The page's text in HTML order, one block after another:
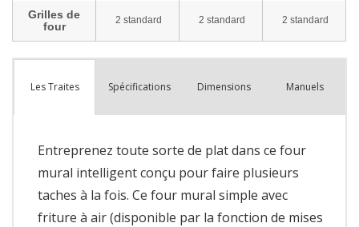
Les Traites Spécifications Dimensions Manuels
Entreprenez toute sorte de plat dans ce four
mural intelligent conçu pour faire plusieurs
taches à la fois. Ce four mural simple avec
friture à air (disponible par la fonction de mises